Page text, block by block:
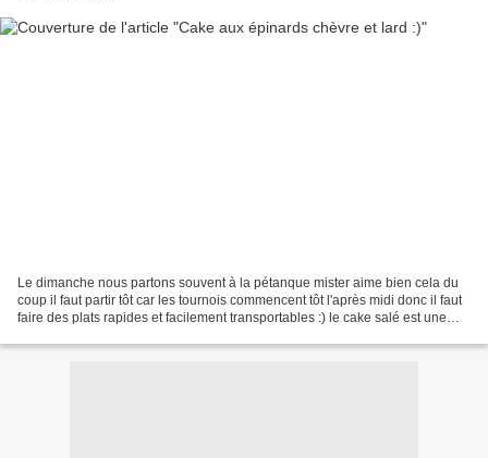
Le dimanche nous partons souvent à la pétanque mister aime bien cela du
coup il faut partir tôt car les tournois commencent tôt l'après midi donc il faut
faire des plats rapides et facilement transportables :) le cake salé est une